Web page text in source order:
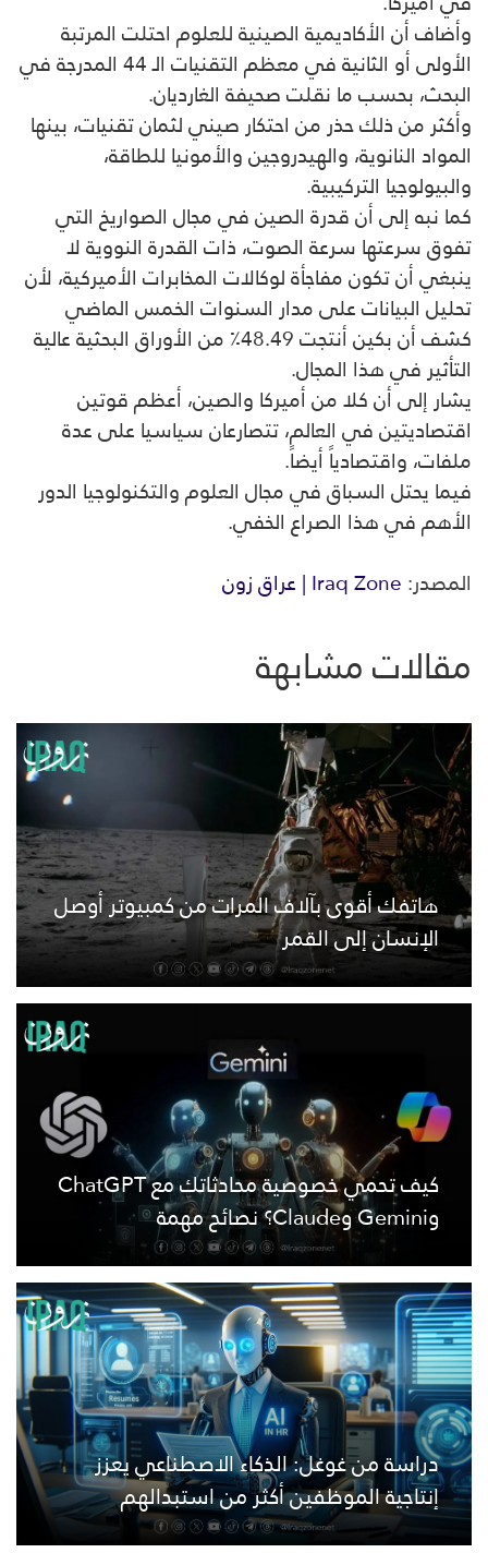
وأضاف أن الأكاديمية الصينية للعلوم احتلت المرتبة
الأولى أو الثانية في معظم التقنيات الـ 44 المدرجة في
البحث، بحسب ما نقلت صحيفة الغارديان.
وأكثر من ذلك حذر من احتكار صيني لثمان تقنيات، بينها
المواد النانوية، والهيدروجين والأمونيا للطاقة،
والبيولوجيا التركيبية.
كما نبه إلى أن قدرة الصين في مجال الصواريخ التي
تفوق سرعتها سرعة الصوت، ذات القدرة النووية لا
ينبغي أن تكون مفاجأة لوكالات المخابرات الأميركية، لأن
تحليل البيانات على مدار السنوات الخمس الماضي
كشف أن بكين أنتجت 48.49٪ من الأوراق البحثية عالية
التأثير في هذا المجال.
يشار إلى أن كلا من أميركا والصين، أعظم قوتين
اقتصاديتين في العالم، تتصارعان سياسيا على عدة
ملفات، واقتصادياً أيضاً.
فيما يحتل السباق في مجال العلوم والتكنولوجيا الدور
الأهم في هذا الصراع الخفي.
المصدر:Iraq Zone | عراق زون
مقالات مشابهة
هاتفك أقوى بآلاف المرات من كمبيوتر أوصل
الإنسان إلى القمر
كيف تحمي خصوصية محادثاتك مع ChatGPT
وGemini وClaude؟ نصائح مهمة
دراسة من غوغل: الذكاء الاصطناعي يعزز
إنتاجية الموظفين أكثر من استبدالهم